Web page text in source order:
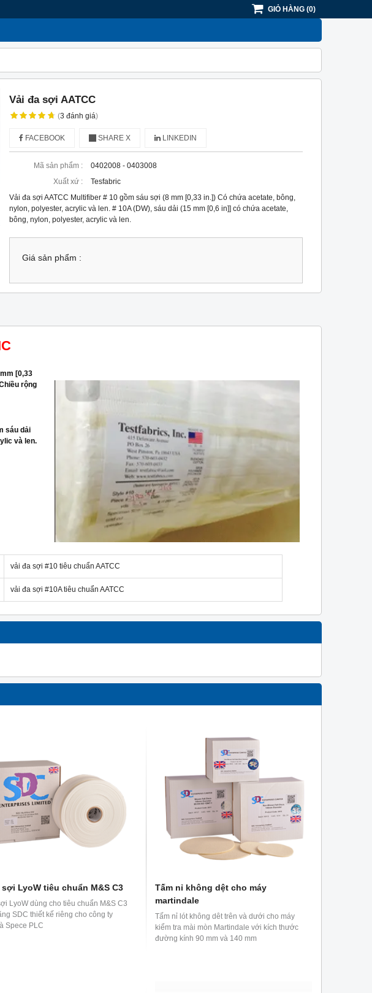
GIỎ HÀNG (0)
Vải đa sợi AATCC
(3đánh giá)
FACEBOOK SHARE X LINKEDIN
Mã sản phẩm :
0402008 - 0403008
Xuất xứ :
Tesfabric
Vải đa sợi AATCC Multifiber # 10 gồm sáu sợi (8 mm [0,33 in.]) Có chứa acetate, bông,
nylon, polyester, acrylic và len. # 10A (DW), sáu dải (15 mm [0,6 in]] có chứa acetate,
bông, nylon, polyester, acrylic và len.
Giá sản phẩm :
[0,33
rộng
sáu dải
và len.
vải đa sợi #10 tiêu chuẩn AATCC
vải đa sợi #10A tiêu chuẩn AATCC
sợi LyoW tiêu chuẩn M&S C3
LyoW dùng cho tiêu chuẩn M&S C3
SDC thiết kế riêng cho công ty
Spece PLC
Tấm nỉ không dệt cho máy
martindale
Tấm nỉ lót không dêt trên và dưới cho máy
kiểm tra mài mòn Martindale với kích thước
đường kính 90 mm và 140 mm